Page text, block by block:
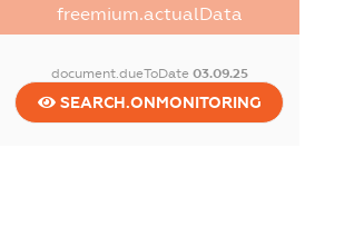
freemium.actualData
document.dueToDate 03.09.25
SEARCH.ONMONITORING